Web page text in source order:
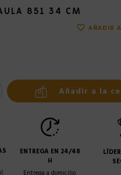
851 34 CM
favorite_border AÑADIR
Añadir a la
ENTREGA EN 24/48
H